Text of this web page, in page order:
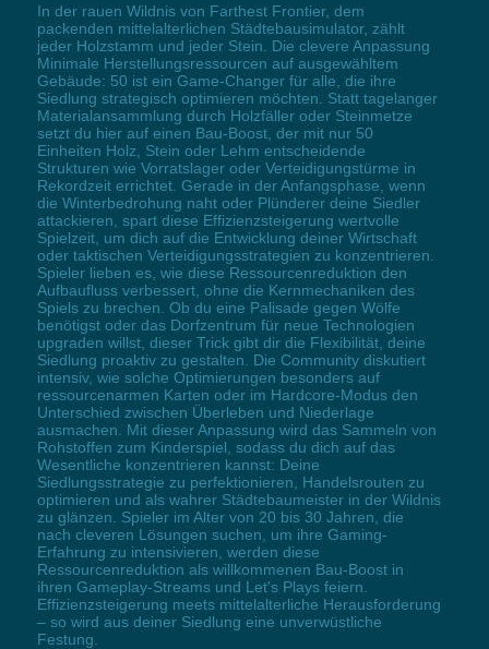
In der rauen Wildnis von Farthest Frontier, dem
packenden mittelalterlichen Städtebausimulator, zählt
jeder Holzstamm und jeder Stein. Die clevere Anpassung
Minimale Herstellungsressourcen auf ausgewähltem
Gebäude: 50 ist ein Game-Changer für alle, die ihre
Siedlung strategisch optimieren möchten. Statt tagelanger
Materialansammlung durch Holzfäller oder Steinmetze
setzt du hier auf einen Bau-Boost, der mit nur 50
Einheiten Holz, Stein oder Lehm entscheidende
Strukturen wie Vorratslager oder Verteidigungstürme in
Rekordzeit errichtet. Gerade in der Anfangsphase, wenn
die Winterbedrohung naht oder Plünderer deine Siedler
attackieren, spart diese Effizienzsteigerung wertvolle
Spielzeit, um dich auf die Entwicklung deiner Wirtschaft
oder taktischen Verteidigungsstrategien zu konzentrieren.
Spieler lieben es, wie diese Ressourcenreduktion den
Aufbaufluss verbessert, ohne die Kernmechaniken des
Spiels zu brechen. Ob du eine Palisade gegen Wölfe
benötigst oder das Dorfzentrum für neue Technologien
upgraden willst, dieser Trick gibt dir die Flexibilität, deine
Siedlung proaktiv zu gestalten. Die Community diskutiert
intensiv, wie solche Optimierungen besonders auf
ressourcenarmen Karten oder im Hardcore-Modus den
Unterschied zwischen Überleben und Niederlage
ausmachen. Mit dieser Anpassung wird das Sammeln von
Rohstoffen zum Kinderspiel, sodass du dich auf das
Wesentliche konzentrieren kannst: Deine
Siedlungsstrategie zu perfektionieren, Handelsrouten zu
optimieren und als wahrer Städtebaumeister in der Wildnis
zu glänzen. Spieler im Alter von 20 bis 30 Jahren, die
nach cleveren Lösungen suchen, um ihre Gaming-
Erfahrung zu intensivieren, werden diese
Ressourcenreduktion als willkommenen Bau-Boost in
ihren Gameplay-Streams und Let's Plays feiern.
Effizienzsteigerung meets mittelalterliche Herausforderung
– so wird aus deiner Siedlung eine unverwüstliche
Festung.